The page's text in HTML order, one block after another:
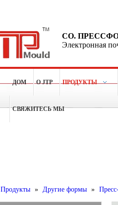
CO.
Электронная
ДОМ О JTP ПРОДУКТЫ
СВЯЖИТЕСЬ МЫ
Продукты » Другие формы »